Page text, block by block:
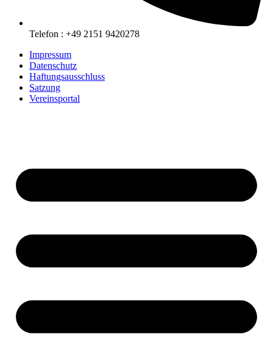
Telefon : +49 2151 9420278
Impressum
Datenschutz
Haftungsausschluss
Satzung
Vereinsportal